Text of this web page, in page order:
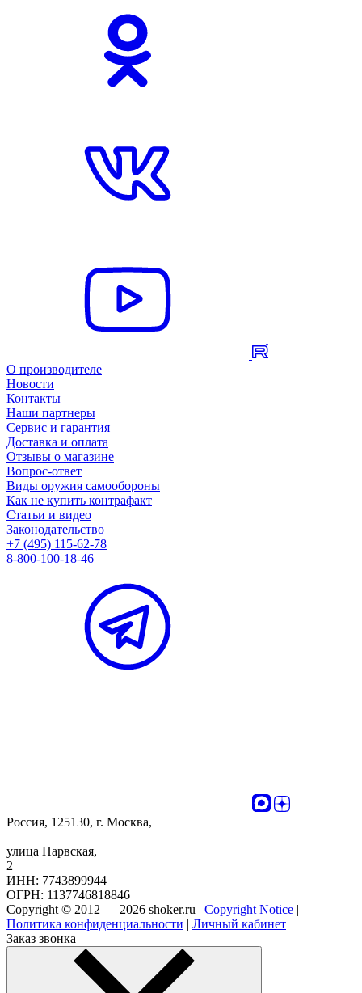
О производителе
Новости
Контакты
Наши партнеры
Сервис и гарантия
Доставка и оплата
Отзывы о магазине
Вопрос-ответ
Виды оружия самообороны
Как не купить контрафакт
Статьи и видео
Законодательство
+7 (495) 115-62-78
8-800-100-18-46
Россия, 125130, г. Москва,
улица Нарвская,
2
ИНН: 7743899944
ОГРН: 1137746818846
Copyright © 2012 — 2026 shoker.ru | Copyright Notice |
Политика конфиденциальности | Личный кабинет
Заказ звонка